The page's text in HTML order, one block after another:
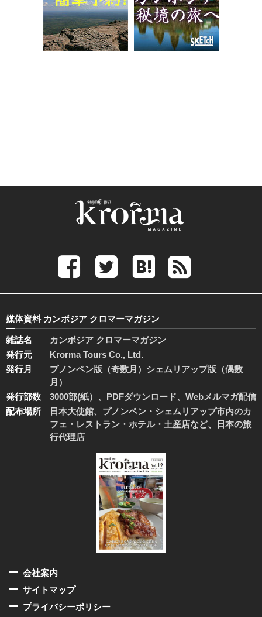
媒体資料 カンボジア クロマーマガジン
雑誌名
カンボジア クロマーマガジン
発行元
Krorma Tours Co., Ltd.
発行月
プノンペン版（奇数月）シェムリアップ版（偶数
月）
発行部数
3000部(紙）、PDFダウンロード、Webメルマガ配信
配布場所
日本大使館、プノンペン・シェムリアップ市内のカ
フェ・レストラン・ホテル・土産店など、日本の旅
行代理店
会社案内
サイトマップ
プライバシーポリシー